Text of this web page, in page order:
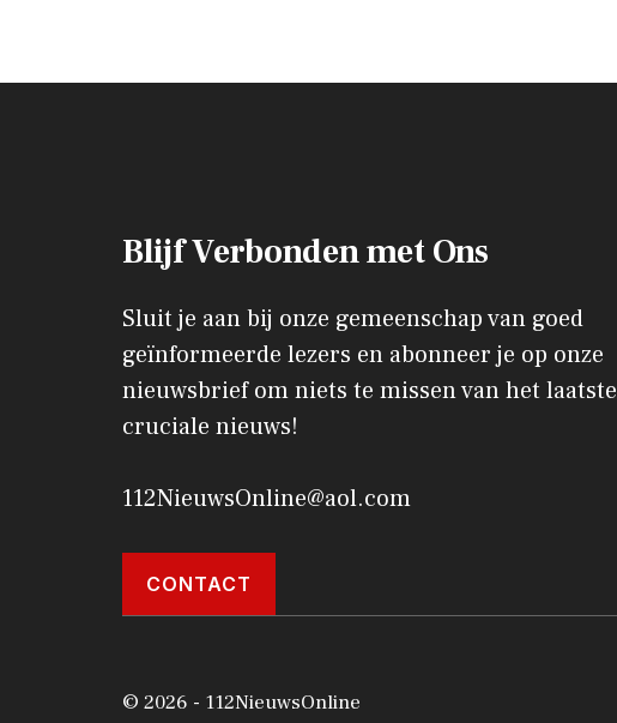
Blijf Verbonden met Ons
Sluit je aan bij onze gemeenschap van goed
geïnformeerde lezers en abonneer je op onze
nieuwsbrief om niets te missen van het laatste
cruciale nieuws!
112NieuwsOnline@aol.com
CONTACT
© 2026 - 112NieuwsOnline